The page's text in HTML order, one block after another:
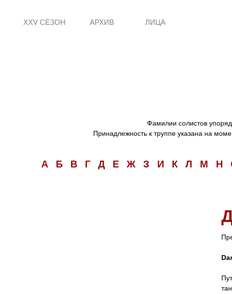
XXV СЕЗОН АРХИВ ЛИЦА
Фамилии солистов
Принадлежность к труппе указана на
А Б В Г Д Е Ж З И К Л М Н